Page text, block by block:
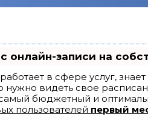
онлайн-записи на
работает в сфере услуг,
нужно видеть свое
бюджетный и
пользователей первый